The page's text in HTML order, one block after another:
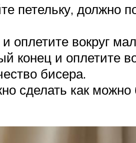
петельку, должно
оплетите вокруг
конец и оплетите
бисера.
сделать как